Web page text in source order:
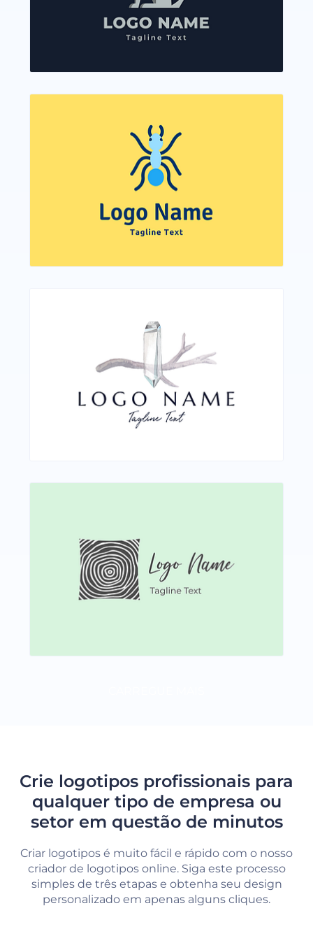
Crie logotipos profissionais para
qualquer tipo de empresa ou
setor em questão de minutos
Criar logotipos é muito fácil e rápido com o nosso
criador de logotipos online. Siga este processo
simples de três etapas e obtenha seu design
personalizado em apenas alguns cliques.